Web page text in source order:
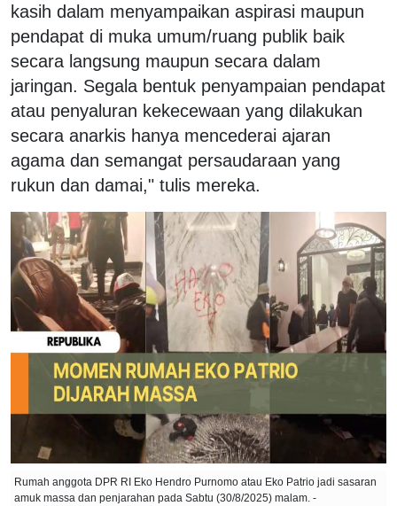
kasih dalam menyampaikan aspirasi maupun
pendapat di muka umum/ruang publik baik
secara langsung maupun secara dalam
jaringan. Segala bentuk penyampaian pendapat
atau penyaluran kekecewaan yang dilakukan
secara anarkis hanya mencederai ajaran
agama dan semangat persaudaraan yang
rukun dan damai," tulis mereka.
Rumah anggota DPR RI Eko Hendro Purnomo atau Eko Patrio jadi sasaran
amuk massa dan penjarahan pada Sabtu (30/8/2025) malam. -